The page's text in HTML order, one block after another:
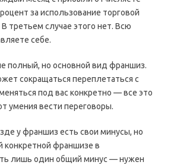
за использование торговой
третьем случае этого нет. Всю
себе.
полный, но основной вид франшиз.
сокращаться переплетаться с
под вас конкретно — все это
умения вести переговоры.
у франшиз есть свои минусы, но
конкретной франшизе в
лишь один общий минус — нужен